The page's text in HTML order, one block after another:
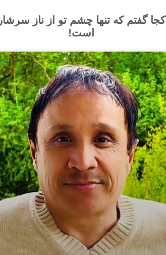
کجا گفتم که تنها چشم تو از ناز سرشار
است!